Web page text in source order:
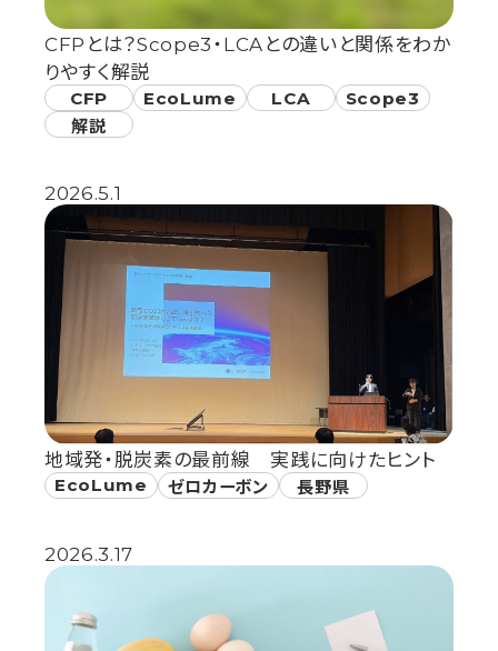
CFPとは？Scope3・LCAとの違いと関係をわか
りやすく解説
CFP EcoLume LCA
Scope3
解説
2026.5.1
地域発・脱炭素の最前線 実践に向けたヒント
EcoLume ゼロカーボン 長野県
2026.3.17